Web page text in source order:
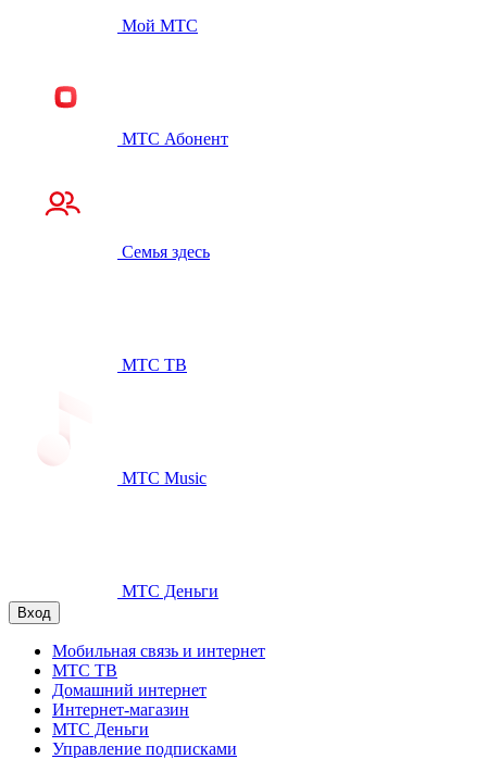
Мой МТС
МТС Абонент
Семья здесь
МТС ТВ
МТС Music
МТС Деньги
Вход
Мобильная связь и интернет
МТС ТВ
Домашний интернет
Интернет-магазин
МТС Деньги
Управление подписками